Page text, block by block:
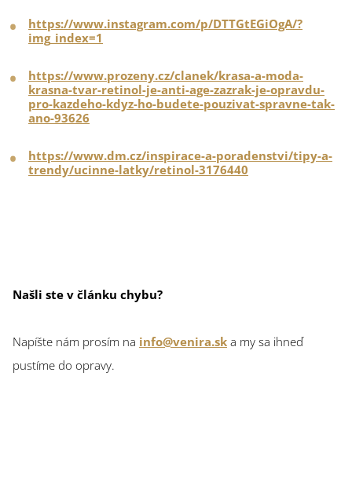
https://www.instagram.com/p/DTTGtEGiOgA/?
img_index=1
https://www.prozeny.cz/clanek/krasa-a-moda-
krasna-tvar-retinol-je-anti-age-zazrak-je-opravdu-
pro-kazdeho-kdyz-ho-budete-pouzivat-spravne-tak-
ano-93626
https://www.dm.cz/inspirace-a-poradenstvi/tipy-a-
trendy/ucinne-latky/retinol-3176440
Našli ste v článku chybu?
Napíšte nám prosím na info@venira.sk a my sa ihneď
pustíme do opravy.